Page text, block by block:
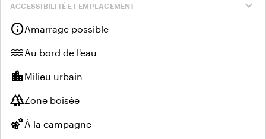
expand_more
ACCESSIBILITÉ ET EMPLACEMENT
infoAmarrage possible
waterAu bord de l'eau
location_city Milieu urbain
forestZone boisée
emoji_natureÀ la campagne